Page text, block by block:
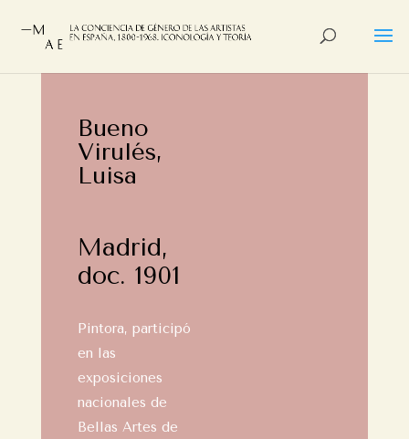
Bueno
Virulés,
Luisa
Madrid,
doc. 1901
Pintora, participó
en las
exposiciones
nacionales de
Bellas Artes de